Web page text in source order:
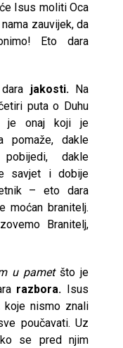
Isus moliti Oca
zauvijek, da
Eto dara
jakosti.Na
puta o Duhu
onaj koji je
pomaže, dakle
dakle
savjet i dobije
– eto dara
moćan branitelj.
Branitelj,
u pametšto je
razbora. Isus
koje nismo znali
poučavati. Uz
se pred njim